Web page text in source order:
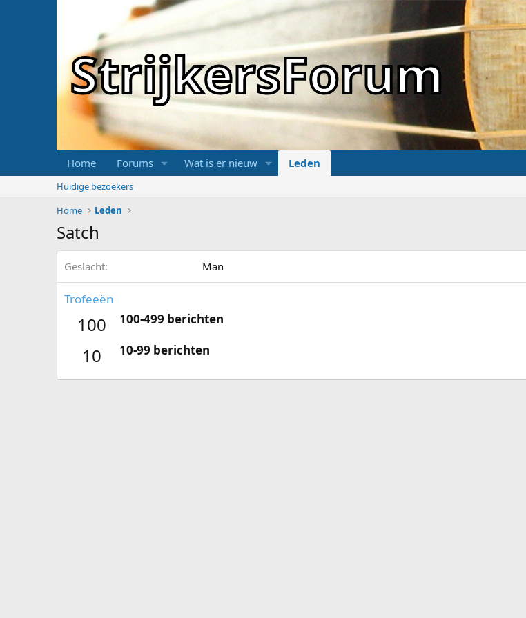
StrijkersForum
Home Forums Wat is er nieuw Leden
Huidige bezoekers
Home
Leden
Satch
Geslacht Man
Trofeeën
100 100-499 berichten
10 10-99 berichten